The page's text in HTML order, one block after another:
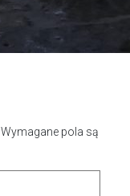
Wymagane pola są